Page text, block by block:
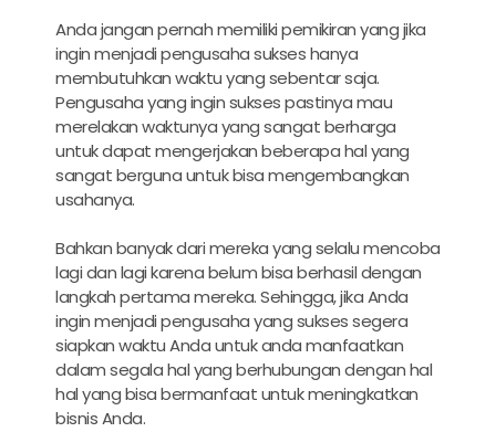
Anda jangan pernah memiliki pemikiran yang jika
ingin menjadi pengusaha sukses hanya
membutuhkan waktu yang sebentar saja.
Pengusaha yang ingin sukses pastinya mau
merelakan waktunya yang sangat berharga
untuk dapat mengerjakan beberapa hal yang
sangat berguna untuk bisa mengembangkan
usahanya.
Bahkan banyak dari mereka yang selalu mencoba
lagi dan lagi karena belum bisa berhasil dengan
langkah pertama mereka. Sehingga, jika Anda
ingin menjadi pengusaha yang sukses segera
siapkan waktu Anda untuk anda manfaatkan
dalam segala hal yang berhubungan dengan hal
hal yang bisa bermanfaat untuk meningkatkan
bisnis Anda.